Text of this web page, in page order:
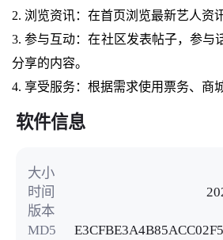
2. 浏览资讯：在首页浏览最新艺人资
3. 参与互动：在社区发表帖子，参与
分享的内容。
4. 享受服务：根据需求使用票务、商
软件信息
大小
时间
版本
MD5